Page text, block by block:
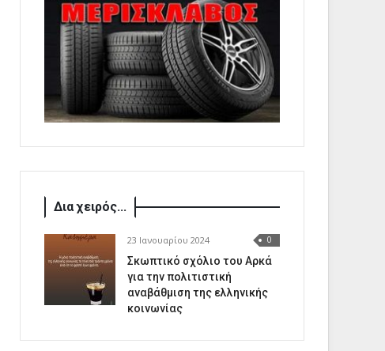
Δια χειρός...
23 Ιανουαρίου 2024 0
Σκωπτικό σχόλιο του Αρκά
για την πολιτιστική
αναβάθμιση της ελληνικής
κοινωνίας